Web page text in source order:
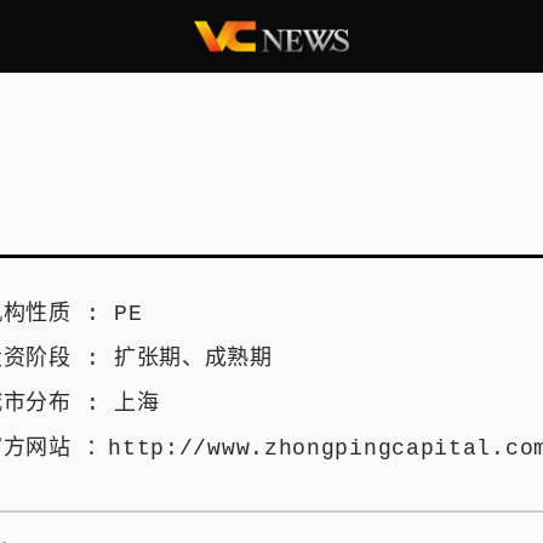
构性质 : PE
资阶段 : 扩张期、 成熟期
市分布 : 上海
网站 ： http://